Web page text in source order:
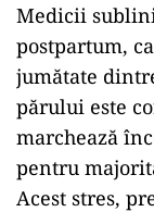
Medicii
postpartum,
jumătate
părului este
marchează
pentru
Acest stres,